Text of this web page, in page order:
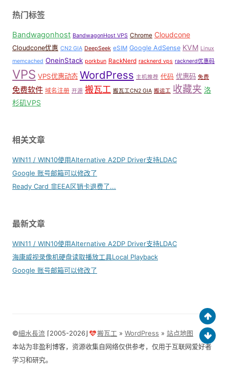
热门标签
Bandwagonhost BandwagonHost VPS Chrome Cloudcone
Cloudcone优惠 CN2 GIA DeepSeek eSIM Google AdSense KVM Linux
memcached OneinStack porkbun RackNerd racknerd vps racknerd优惠码
VPS VPS优惠动态 WordPress 主机推荐 代码 优惠码 免费
免费软件 域名注册 开源 搬瓦工 搬瓦工CN2 GIA 搬运工 收藏夹 洛
杉矶VPS
相关文章
WIN11 / WIN10使用Alternative A2DP Driver支持LDAC
Google 账号邮箱可以修改了
Ready Card 非EEA区销卡退费了...
最新文章
WIN11 / WIN10使用Alternative A2DP Driver支持LDAC
海康威视录像机硬盘读取播放工具Local Playback
Google 账号邮箱可以修改了
©細水長流 ⌈2005-2026⌋ 搬瓦工 »WordPress »站点地图
本站为非盈利博客，资源收集自网络仅供参考，仅用于互联网爱好者
学习和研究。